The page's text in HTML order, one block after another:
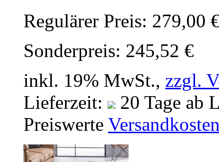
Regulärer Preis: 279,00
Sonderpreis: 245,52 €
inkl. 19% MwSt., zzgl.
Lieferzeit:
20 Tage ab
Preiswerte